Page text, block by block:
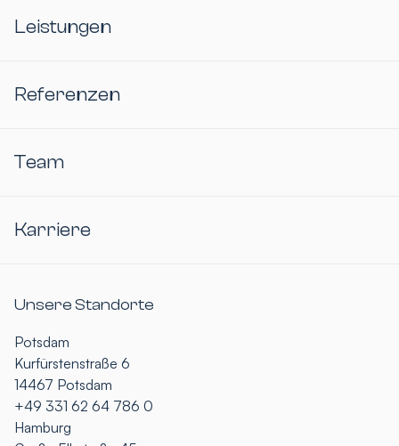
Leistungen
Referenzen
Team
Karriere
Unsere Standorte
Potsdam
Kurfürstenstraße 6
14467 Potsdam
+49 331 62 64 786 0
Hamburg